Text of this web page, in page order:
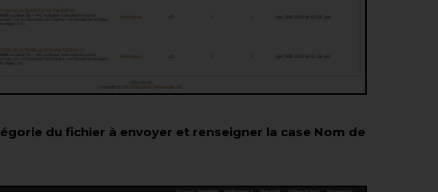
du fichier à envoyer et renseigner la case Nom de